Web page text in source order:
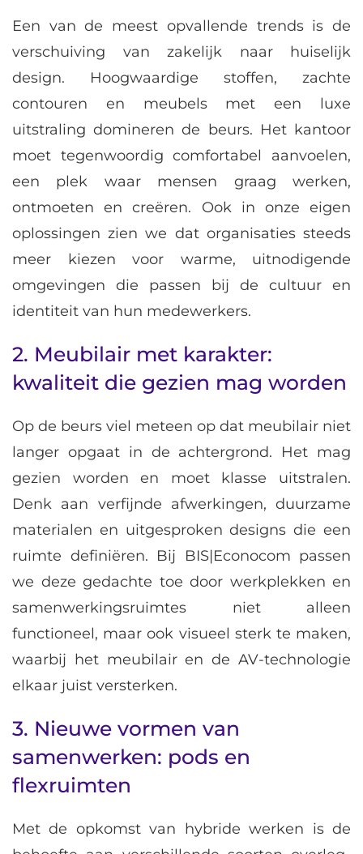
Een van de meest opvallende trends is de
verschuiving van zakelijk naar huiselijk
design. Hoogwaardige stoffen, zachte
contouren en meubels met een luxe
uitstraling domineren de beurs. Het kantoor
moet tegenwoordig comfortabel aanvoelen,
een plek waar mensen graag werken,
ontmoeten en creëren. Ook in onze eigen
oplossingen zien we dat organisaties steeds
meer kiezen voor warme, uitnodigende
omgevingen die passen bij de cultuur en
identiteit van hun medewerkers.
2. Meubilair met karakter:
kwaliteit die gezien mag worden
Op de beurs viel meteen op dat meubilair niet
langer opgaat in de achtergrond. Het mag
gezien worden en moet klasse uitstralen.
Denk aan verfijnde afwerkingen, duurzame
materialen en uitgesproken designs die een
ruimte definiëren. Bij BIS|Econocom passen
we deze gedachte toe door werkplekken en
samenwerkingsruimtes niet alleen
functioneel, maar ook visueel sterk te maken,
waarbij het meubilair en de AV-technologie
elkaar juist versterken.
3. Nieuwe vormen van
samenwerken: pods en
flexruimten
Met de opkomst van hybride werken is de